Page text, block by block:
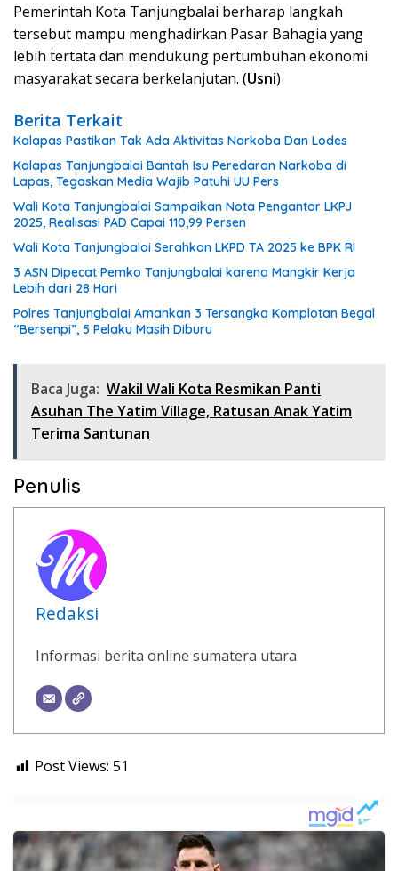
Pemerintah Kota Tanjungbalai berharap langkah
tersebut mampu menghadirkan Pasar Bahagia yang
lebih tertata dan mendukung pertumbuhan ekonomi
masyarakat secara berkelanjutan. (Usni)
Berita Terkait
Kalapas Pastikan Tak Ada Aktivitas Narkoba Dan Lodes
Kalapas Tanjungbalai Bantah Isu Peredaran Narkoba di
Lapas, Tegaskan Media Wajib Patuhi UU Pers
Wali Kota Tanjungbalai Sampaikan Nota Pengantar LKPJ
2025, Realisasi PAD Capai 110,99 Persen
Wali Kota Tanjungbalai Serahkan LKPD TA 2025 ke BPK RI
3 ASN Dipecat Pemko Tanjungbalai karena Mangkir Kerja
Lebih dari 28 Hari
Polres Tanjungbalai Amankan 3 Tersangka Komplotan Begal
“Bersenpi”, 5 Pelaku Masih Diburu
Baca Juga: Wakil Wali Kota Resmikan Panti
Asuhan The Yatim Village, Ratusan Anak Yatim
Terima Santunan
Penulis
Redaksi
Informasi berita online sumatera utara
Post Views: 51